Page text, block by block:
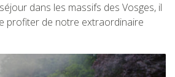
dans les massifs des Vosges, il
profiter de notre extraordinaire